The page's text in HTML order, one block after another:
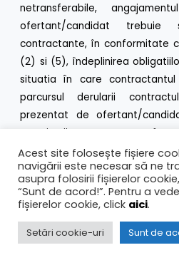
netransferabile,
ofertant/candidat trebuie
contractante, în conformitate
(2) si (5), îndeplinirea
situatia în care
parcursul derularii
prezentat de ofertant/
autoritatii contractante
contractantul intampina
contractului, persoana
irevocabil, va asigura
profesionala pentru
ofertei prezentate si a
urmeaza a fi încheiat
Acest site folosește fișiere
navigării este necesar să ne
asupra folosirii fișierelor
“Sunt de acord!”. Pentru a
fișierelor cookie, click aici.
Setări cookie-uri Sunt de